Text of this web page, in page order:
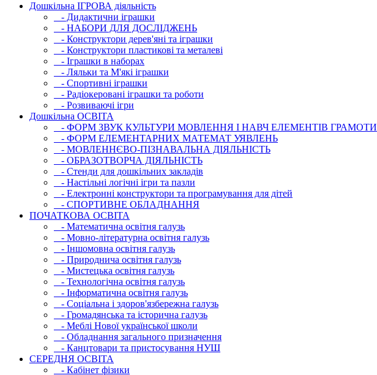
Дошкільна ІГРОВА діяльність
- Дидактични іграшки
- НАБОРИ ДЛЯ ДОСЛІДЖЕНЬ
- Конструктори дерев'яні та іграшки
- Конструктори пластикові та металеві
- Іграшки в наборах
- Ляльки та М'які іграшки
- Спортивні іграшки
- Радіокеровані іграшки та роботи
- Розвиваючі ігри
Дошкільна ОСВIТА
- ФОРМ ЗВУК КУЛЬТУРИ МОВЛЕННЯ І НАВЧ ЕЛЕМЕНТІВ ГРАМОТИ
- ФОРМ ЕЛЕМЕНТАРНИХ МАТЕМАТ УЯВЛЕНЬ
- МОВЛЕННЄВО-ПІЗНАВАЛЬНА ДІЯЛЬНІСТЬ
- ОБРАЗОТВОРЧА ДІЯЛЬНІСТЬ
- Стенди для дошкільних закладів
- Настільні логічні ігри та пазли
- Електронні конструктори та програмування для дітей
- СПОРТИВНЕ ОБЛАДНАННЯ
ПОЧАТКОВА ОСВIТА
- Математична освітня галузь
- Мовно-літературна освітня галузь
- Iншомовна освітня галузь
- Природнича освітня галузь
- Мистецька освітня галузь
- Технологічна освітня галузь
- Інфopматична освітня галузь
- Соціальна і здоров'язбережна галузь
- Громадянська та історична галузь
- Меблі Нової української школи
- Обладнання загального призначення
- Канцтовари та пристосування НУШ
СЕРЕДНЯ ОСВIТА
- Кабінет фізики